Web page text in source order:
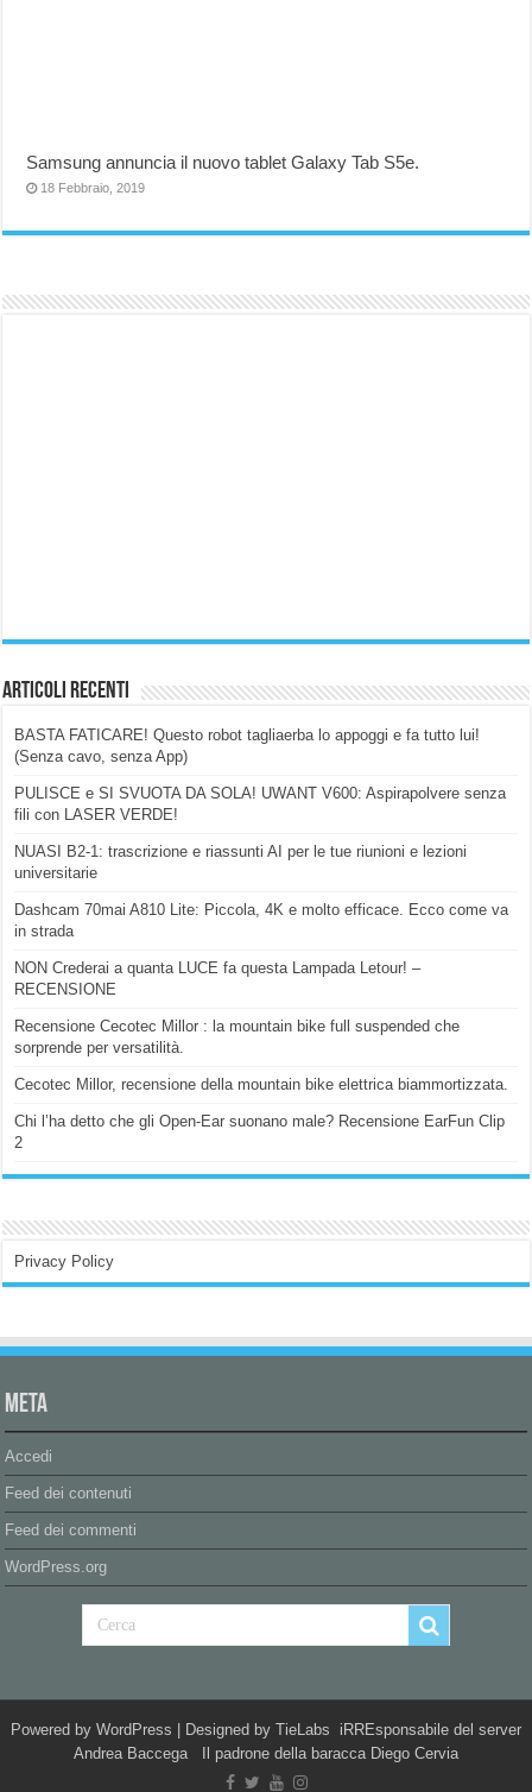
Samsung annuncia il nuovo tablet Galaxy Tab S5e.
18 Febbraio, 2019
Articoli Recenti
BASTA FATICARE! Questo robot tagliaerba lo appoggi e fa tutto lui!
(Senza cavo, senza App)
PULISCE e SI SVUOTA DA SOLA! UWANT V600: Aspirapolvere senza
fili con LASER VERDE!
NUASI B2-1: trascrizione e riassunti AI per le tue riunioni e lezioni
universitarie
Dashcam 70mai A810 Lite: Piccola, 4K e molto efficace. Ecco come va
in strada
NON Crederai a quanta LUCE fa questa Lampada Letour! –
RECENSIONE
Recensione Cecotec Millor : la mountain bike full suspended che
sorprende per versatilità.
Cecotec Millor, recensione della mountain bike elettrica biammortizzata.
Chi l’ha detto che gli Open-Ear suonano male? Recensione EarFun Clip
2
Privacy Policy
Meta
Accedi
Feed dei contenuti
Feed dei commenti
WordPress.org
Powered by WordPress | Designed by TieLabs iRREsponsabile del server
Andrea Baccega Il padrone della baracca Diego Cervia